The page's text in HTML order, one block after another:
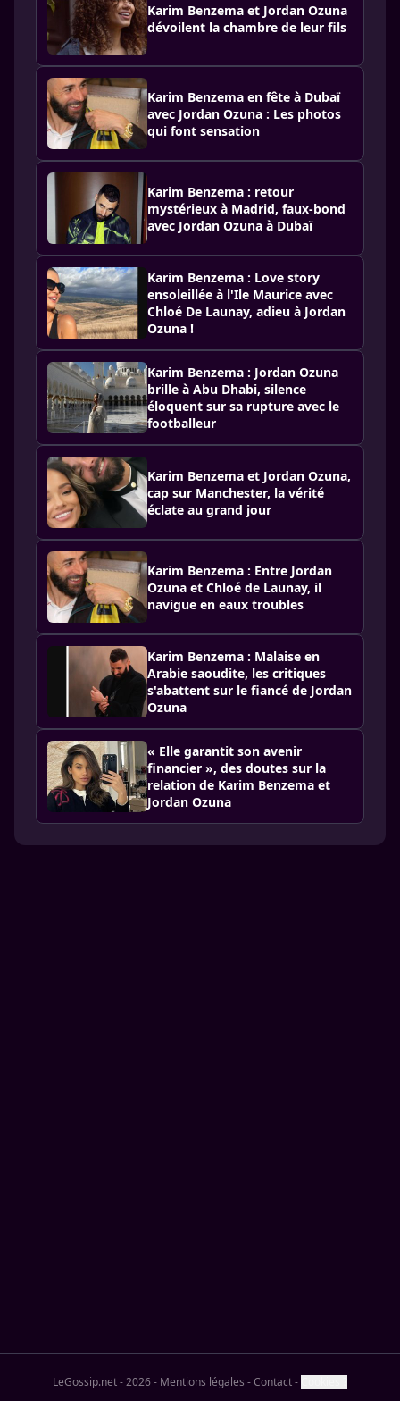
Karim Benzema et Jordan Ozuna
dévoilent la chambre de leur fils
Karim Benzema en fête à Dubaï
avec Jordan Ozuna : Les photos
qui font sensation
Karim Benzema : retour
mystérieux à Madrid, faux-bond
avec Jordan Ozuna à Dubaï
Karim Benzema : Love story
ensoleillée à l'Ile Maurice avec
Chloé De Launay, adieu à Jordan
Ozuna !
Karim Benzema : Jordan Ozuna
brille à Abu Dhabi, silence
éloquent sur sa rupture avec le
footballeur
Karim Benzema et Jordan Ozuna,
cap sur Manchester, la vérité
éclate au grand jour
Karim Benzema : Entre Jordan
Ozuna et Chloé de Launay, il
navigue en eaux troubles
Karim Benzema : Malaise en
Arabie saoudite, les critiques
s'abattent sur le fiancé de Jordan
Ozuna
« Elle garantit son avenir
financier », des doutes sur la
relation de Karim Benzema et
Jordan Ozuna
LeGossip.net - 2026- Mentions légales -Contact-